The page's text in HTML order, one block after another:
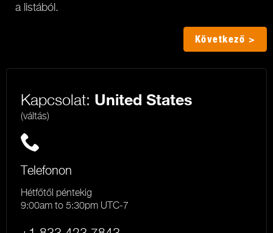
a listából.
Következő >
Kapcsolat: United States
(váltás)
Telefonon
Hétfőtől péntekig
9:00am to 5:30pm UTC-7